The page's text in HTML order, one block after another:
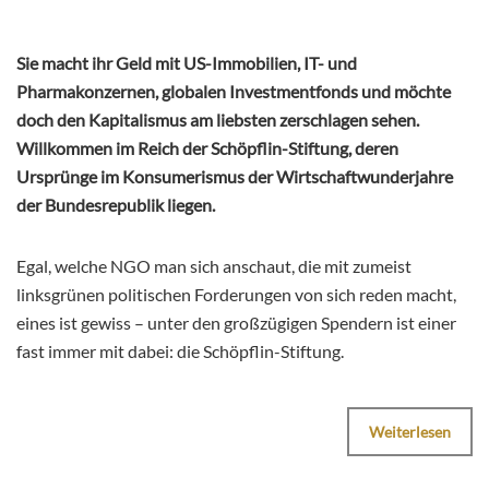
Sie macht ihr Geld mit US-Immobilien, IT- und
Pharmakonzernen, globalen Investmentfonds und möchte
doch den Kapitalismus am liebsten zerschlagen sehen.
Willkommen im Reich der Schöpflin-Stiftung, deren
Ursprünge im Konsumerismus der Wirtschaftwunderjahre
der Bundesrepublik liegen.
Egal, welche NGO man sich anschaut, die mit zumeist
linksgrünen politischen Forderungen von sich reden macht,
eines ist gewiss – unter den großzügigen Spendern ist einer
fast immer mit dabei: die Schöpflin-Stiftung.
Weiterlesen